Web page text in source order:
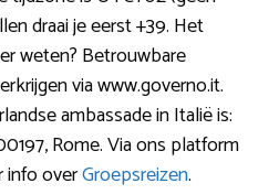
draai je eerst +39. Het
weten? Betrouwbare
via www.governo.it.
ambassade in Italië is:
Rome. Via ons platform
info overGroepsreizen.